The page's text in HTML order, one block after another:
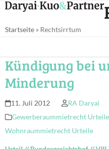
Skip
content
Open
menu
Close
menu
Startseite » Rechtsirrtum
Kündigung bei
Minderung
11. Juli 2012
RA Daryai
Gewerberaummietrecht Urteile
Wohnraummietrecht Urteile